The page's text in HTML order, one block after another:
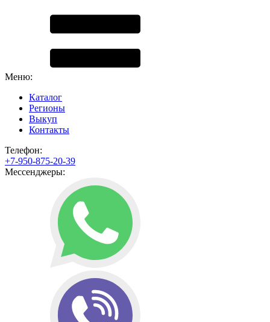
Меню:
Каталог
Регионы
Выкуп
Контакты
Телефон:
+7-950-875-20-39
Мессенджеры: